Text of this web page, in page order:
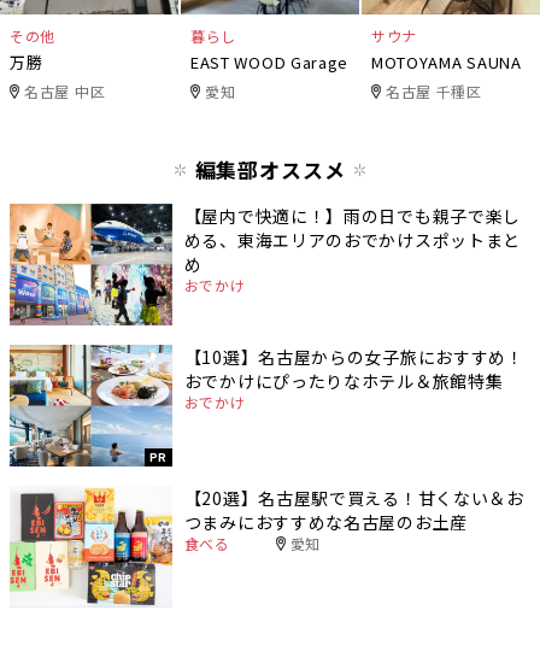
その他
万勝
名古屋 中区
暮らし
EAST WOOD Garage
愛知
サウナ
MOTOYAMA SAUNA
名古屋 千種区
編集部オススメ
【屋内で快適に！】雨の日でも親子で楽し
める、東海エリアのおでかけスポットまと
め
おでかけ
PR
【10選】名古屋からの女子旅におすすめ！
おでかけにぴったりなホテル＆旅館特集
おでかけ
【20選】名古屋駅で買える！甘くない＆お
つまみにおすすめな名古屋のお土産
食べる 愛知